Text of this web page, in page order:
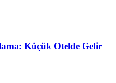
Küçük Otelde Gelir